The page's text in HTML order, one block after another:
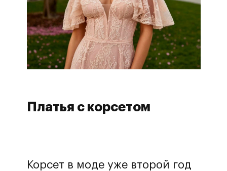
Платья с корсетом
Корсет в моде уже второй год
Перезвоните мне
Нажимая на кнопку, вы принимаете